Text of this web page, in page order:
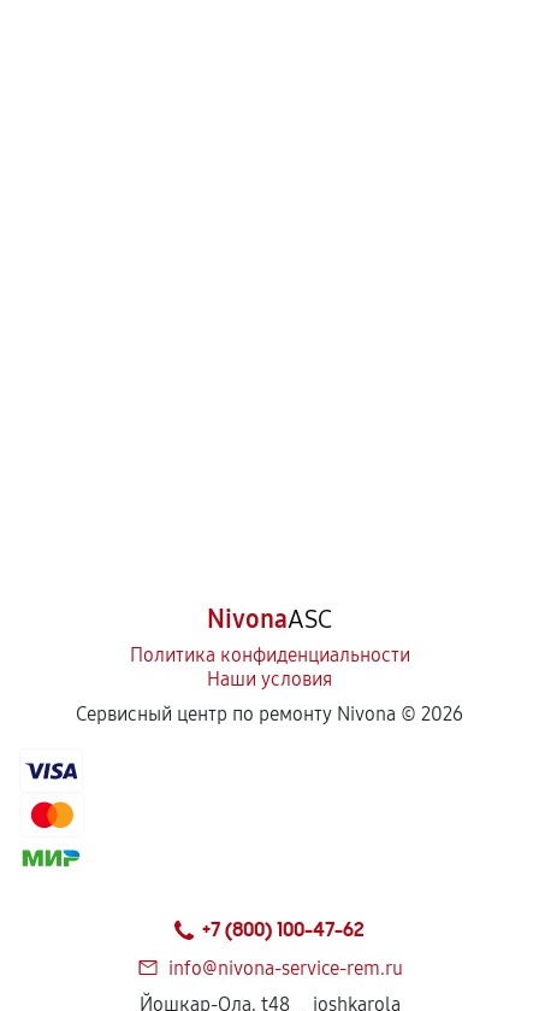
NivonaASC
Политика конфиденциальности
Наши условия
Сервисный центр по ремонту Nivona © 2026
+7 (800) 100-47-62
info@nivona-service-rem.ru
Йошкар-Ола, t48__joshkarola